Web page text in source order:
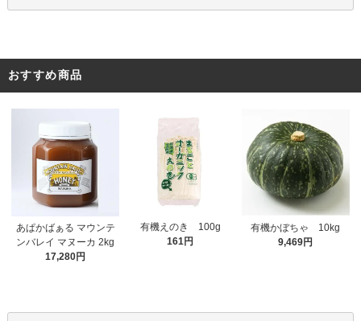
おすすめ商品
あぱかばぁる マウンテ
ンバレイ マヌーカ 2kg
17,280円
有機えのき 100g
161円
有機かぼちゃ 10kg
9,469円